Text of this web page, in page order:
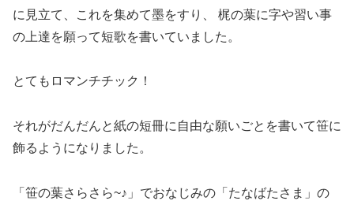
に見立て、これを集めて墨をすり、 梶の葉に字や習い事
の上達を願って短歌を書いていました。
とてもロマンチチック！
それがだんだんと紙の短冊に自由な願いごとを書いて笹に
飾るようになりました。
「笹の葉さらさら~♪」でおなじみの「たなばたさま」の